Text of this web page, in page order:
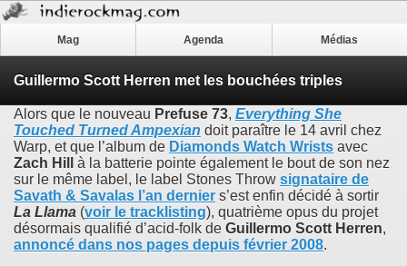
Mag Agenda Médias
Guillermo Scott Herren met les bouchées triples
Alors que le nouveau Prefuse 73, Everything She
Touched Turned Ampexian doit paraître le 14 avril chez
Warp, et que l’album de Diamonds Watch Wrists avec
Zach Hill
à la batterie pointe également le bout de son nez
sur le même label, le label Stones Throw signataire de
Savath & Savalas l’an dernier s’est enfin décidé à sortir
La Llama (voir le tracklisting), quatrième opus du projet
désormais qualifié d’acid-folk de Guillermo Scott Herren,
annoncé dans nos pages depuis février 2008.